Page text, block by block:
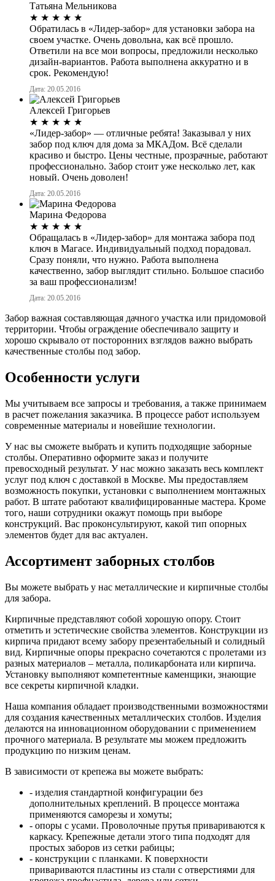
Татьяна Мельникова
★ ★ ★ ★ ★
Обратилась в «Лидер-забор» для установки забора на
своем участке. Очень довольна, как всё прошло.
Ответили на все мои вопросы, предложили несколько
дизайн-вариантов. Работа выполнена аккуратно и в
срок. Рекомендую!
Дата: 20.05.2016
Алексей Григорьев
★ ★ ★ ★ ★
«Лидер-забор» — отличные ребята! Заказывал у них
забор под ключ для дома за МКАДом. Всё сделали
красиво и быстро. Цены честные, прозрачные, работают
профессионально. Забор стоит уже несколько лет, как
новый. Очень доволен!
Дата: 20.05.2016
Марина Федорова
★ ★ ★ ★ ★
Обращалась в «Лидер-забор» для монтажа забора под
ключ в Магасе. Индивидуальный подход порадовал.
Сразу поняли, что нужно. Работа выполнена
качественно, забор выглядит стильно. Большое спасибо
за ваш профессионализм!
Дата: 20.05.2016
Забор важная составляющая дачного участка или придомовой
территории. Чтобы ограждение обеспечивало защиту и
хорошо скрывало от посторонних взглядов важно выбрать
качественные столбы под забор.
Особенности услуги
Мы учитываем все запросы и требования, а также принимаем
в расчет пожелания заказчика. В процессе работ используем
современные материалы и новейшие технологии.
У нас вы сможете выбрать и купить подходящие заборные
столбы. Оперативно оформите заказ и получите
превосходный результат. У нас можно заказать весь комплект
услуг под ключ с доставкой в Москве. Мы предоставляем
возможность покупки, установки с выполнением монтажных
работ. В штате работают квалифицированные мастера. Кроме
того, наши сотрудники окажут помощь при выборе
конструкций. Вас проконсультируют, какой тип опорных
элементов будет для вас актуален.
Ассортимент заборных столбов
Вы можете выбрать у нас металлические и кирпичные столбы
для забора.
Кирпичные представляют собой хорошую опору. Стоит
отметить и эстетические свойства элементов. Конструкции из
кирпича придают всему забору презентабельный и солидный
вид. Кирпичные опоры прекрасно сочетаются с пролетами из
разных материалов – металла, поликарбоната или кирпича.
Установку выполняют компетентные каменщики, знающие
все секреты кирпичной кладки.
Наша компания обладает производственными возможностями
для создания качественных металлических столбов. Изделия
делаются на инновационном оборудовании с применением
прочного материала. В результате мы можем предложить
продукцию по низким ценам.
В зависимости от крепежа вы можете выбрать:
- изделия стандартной конфигурации без
дополнительных креплений. В процессе монтажа
применяются саморезы и хомуты;
- опоры с усами. Проволочные прутья привариваются к
каркасу. Крепежные детали этого типа подходят для
простых заборов из сетки рабицы;
- конструкции с планками. К поверхности
привариваются пластины из стали с отверстиями для